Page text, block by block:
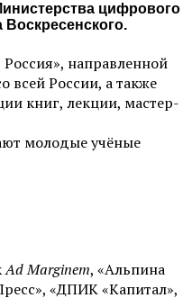
цифрового
направленной
всей России, а также
книг, лекции, мастер-
молодые учёные
Ad Marginem, «Альпина
«ДПИК «Капитал»,